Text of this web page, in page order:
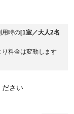
用時の[1室／大人2名
料金は変動します
ださい